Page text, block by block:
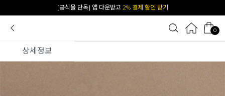
카카오 플친 추가하면1천원 즉시 할인 쿠폰
0
상세정보